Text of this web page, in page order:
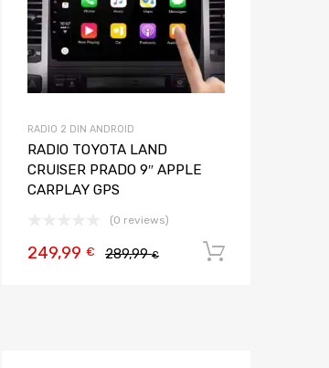
RADIO 2 DIN ANDROID
RADIO TOYOTA LAND
CRUISER PRADO 9″ APPLE
CARPLAY GPS
(0 reviews)
289,99€
249,99 €